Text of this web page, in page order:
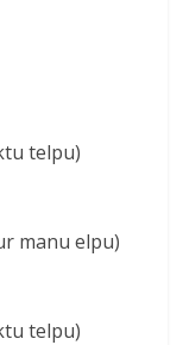
telpu)
manu elpu)
telpu)